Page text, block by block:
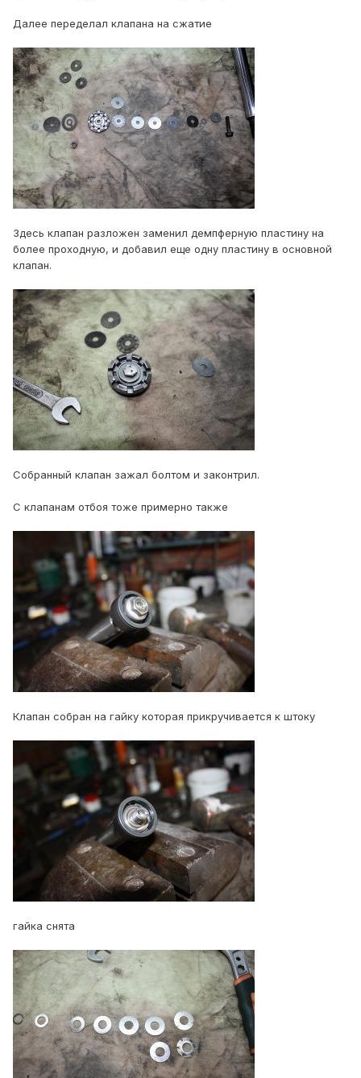
Далее переделал клапана на сжатие
Здесь клапан разложен заменил демпферную пластину на
более проходную, и добавил еще одну пластину в основной
клапан.
Собранный клапан зажал болтом и законтрил.
С клапанам отбоя тоже примерно также
Клапан собран на гайку которая прикручивается к штоку
гайка снята